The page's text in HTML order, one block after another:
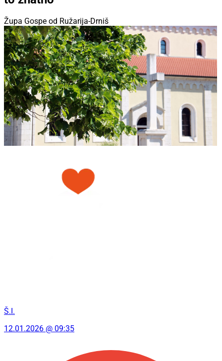
Župa Gospe od Ružarija-Drniš
Š.I.
12.01.2026 @ 09:35